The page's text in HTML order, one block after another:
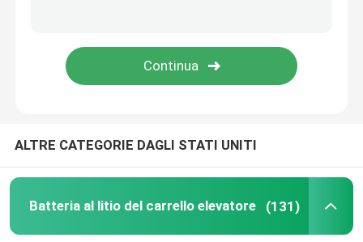
Modulo di batteria al litio
ALTRE CATEGORIE DAGLI STATI UNITI
Batteria al litio del carrello elevatore (131)